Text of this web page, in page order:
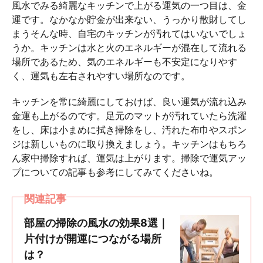
風水でみる綺麗なキッチンで上がる運気の一つ目は、金
運です。なかなか貯金が出来ない、うっかり散財してし
まうそんな時、自宅のキッチンが汚れてはいないでしょ
うか。キッチンは水と火のエネルギーが混在して流れる
場所であるため、気のエネルギーも不安定になりやす
く、運気も左右されやすい場所なのです。
キッチンを常に綺麗にしておけば、良い運気が流れ込み
金運も上がるのです。足元のマットが汚れていたら洗濯
をし、床は小まめに拭き掃除をし、汚れた布巾やスポン
ジは新しいものに取り換えましょう。キッチンはもちろ
ん家中掃除すれば、運気は上がります。掃除で運気アッ
プについての記事も参考にしてみてくださいね。
関連記事
部屋の掃除の風水の効果8選｜
片付けが開運につながる場所
は？